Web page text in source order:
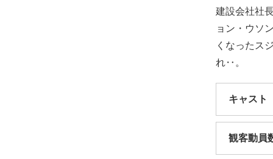
建設会社社
ョン・ウソ
くなったス
れ‥。
キャスト
観客動員